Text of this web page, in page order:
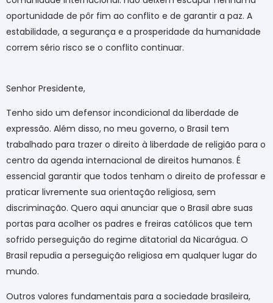
oportunidade de pôr fim ao conflito e de garantir a paz. A
estabilidade, a segurança e a prosperidade da humanidade
correm sério risco se o conflito continuar.
Senhor Presidente,
Tenho sido um defensor incondicional da liberdade de
expressão. Além disso, no meu governo, o Brasil tem
trabalhado para trazer o direito à liberdade de religião para o
centro da agenda internacional de direitos humanos. É
essencial garantir que todos tenham o direito de professar e
praticar livremente sua orientação religiosa, sem
discriminação. Quero aqui anunciar que o Brasil abre suas
portas para acolher os padres e freiras católicos que tem
sofrido perseguição do regime ditatorial da Nicarágua. O
Brasil repudia a perseguição religiosa em qualquer lugar do
mundo.
Outros valores fundamentais para a sociedade brasileira,